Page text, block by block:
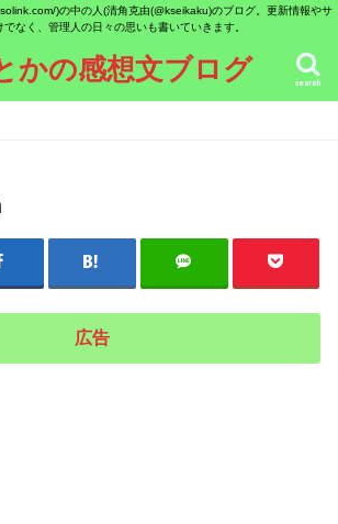
)の中の人(清角克由(@kseikaku)のブログ。更新情報やサ
でなく、管理人の日々の思いも書いていきます。
かの感想文ブログ search
広告